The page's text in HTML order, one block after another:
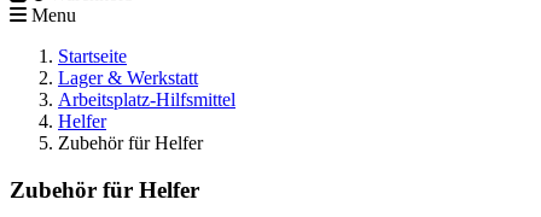
Menu
Startseite
Lager & Werkstatt
Arbeitsplatz-Hilfsmittel
Helfer
Zubehör für Helfer
Zubehör für Helfer